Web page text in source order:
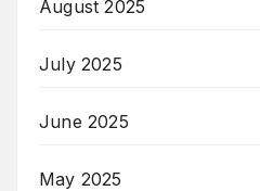
August 2025
July 2025
June 2025
May 2025